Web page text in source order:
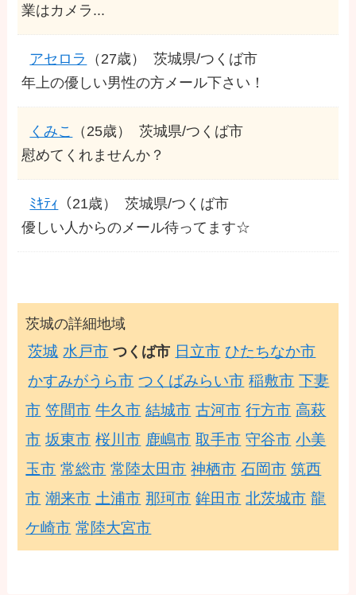
業はカメラ...
アセロラ （27歳）
茨城県/つくば市
年上の優しい男性の方メール下さい！
くみこ （25歳）
茨城県/つくば市
慰めてくれませんか？
ﾐｷﾃｨ （21歳）
茨城県/つくば市
優しい人からのメール待ってます☆
茨城の詳細地域
茨城 水戸市 つくば市 日立市 ひたちなか市
かすみがうら市 つくばみらい市 稲敷市 下妻
市 笠間市 牛久市 結城市 古河市 行方市 高萩
市 坂東市 桜川市 鹿嶋市 取手市 守谷市 小美
玉市 常総市 常陸太田市 神栖市 石岡市 筑西
市 潮来市 土浦市 那珂市 鉾田市 北茨城市 龍
ケ崎市 常陸大宮市